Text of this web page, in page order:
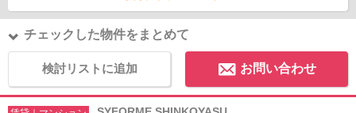
チェックした物件をまとめて
検討リストに追加 お問い合わせ